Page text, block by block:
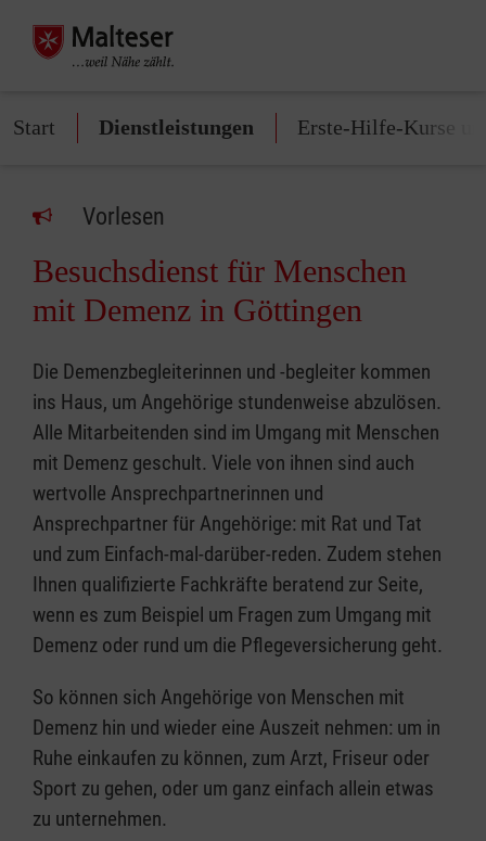
Start Dienstleistungen Erste-Hilfe-Kurse
Vorlesen
Besuchsdienst für Menschen
mit Demenz in Göttingen
Die Demenzbegleiterinnen und -begleiter kommen
ins Haus, um Angehörige stundenweise abzulösen.
Alle Mitarbeitenden sind im Umgang mit Menschen
mit Demenz geschult. Viele von ihnen sind auch
wertvolle Ansprechpartnerinnen und
Ansprechpartner für Angehörige: mit Rat und Tat
und zum Einfach-mal-darüber-reden. Zudem stehen
Ihnen qualifizierte Fachkräfte beratend zur Seite,
wenn es zum Beispiel um Fragen zum Umgang mit
Demenz oder rund um die Pflegeversicherung geht.
So können sich Angehörige von Menschen mit
Demenz hin und wieder eine Auszeit nehmen: um in
Ruhe einkaufen zu können, zum Arzt, Friseur oder
Sport zu gehen, oder um ganz einfach allein etwas
zu unternehmen.